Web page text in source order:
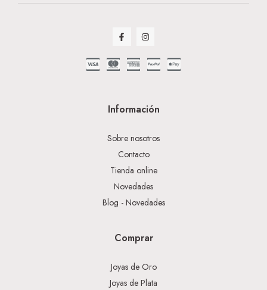
Información
Sobre nosotros
Contacto
Tienda online
Novedades
Blog - Novedades
Comprar
Joyas de Oro
Joyas de Plata